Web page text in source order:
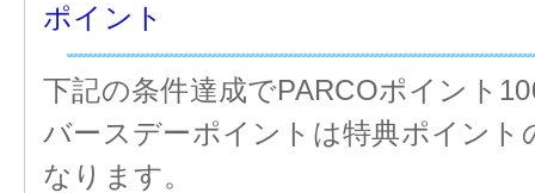
ポイント
下記の条件達成でPARCOポイント
バースデーポイントは特典ポイント
なります。